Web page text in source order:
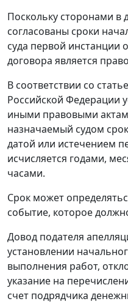
Поскольку сторонами в
согласованы сроки
суда первой инстанции
договора является
В соответствии со
Российской Федерации
иными правовыми
назначаемый судом
датой или истечением
исчисляется годами,
часами.
Срок может
событие, которое
Довод подателя
установлении
выполнения работ,
указание на
счет подрядчика